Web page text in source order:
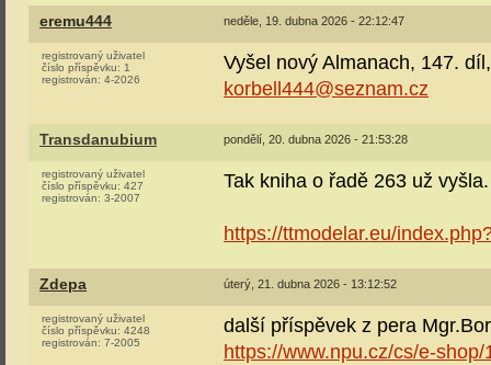
eremu444 neděle, 19. dubna 2026 - 22:12:47
registrovaný uživatel
číslo příspěvku: 1
registrován: 4-2026
Vyšel nový Almanach, 147.
korbell444@seznam.cz
Transdanubium pondělí, 20. dubna 2026 - 21:53:28
registrovaný uživatel
číslo příspěvku: 427
registrován: 3-2007
Tak kniha o řadě 263 už vyšla.
https://ttmodelar.eu/
Zdepa úterý, 21. dubna 2026 - 13:12:52
registrovaný uživatel
číslo příspěvku: 4248
registrován: 7-2005
další příspěvek z pera
https://www.npu.cz/cs/e-